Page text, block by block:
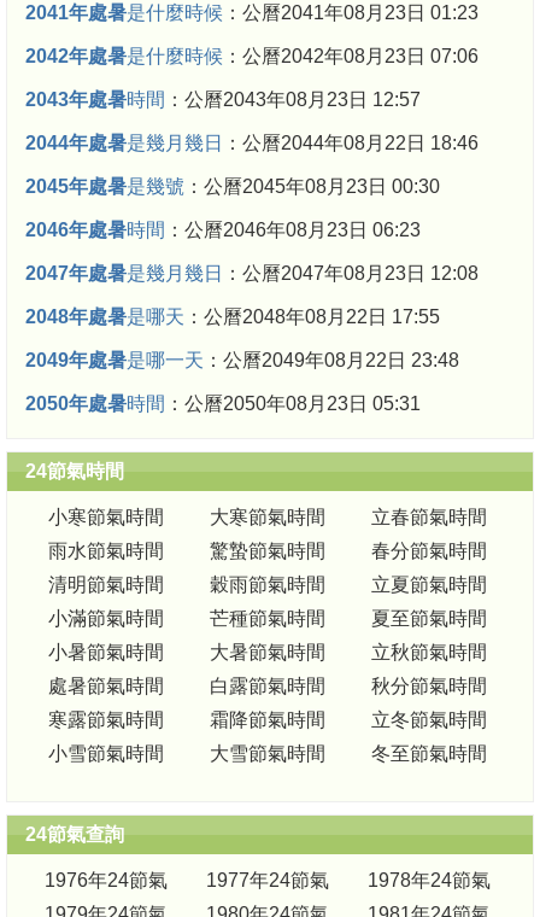
2041年處暑是什麼時候 ：公曆2041年08月23日 01:23
2042年處暑是什麼時候 ：公曆2042年08月23日 07:06
2043年處暑時間 ：公曆2043年08月23日 12:57
2044年處暑是幾月幾日 ：公曆2044年08月22日 18:46
2045年處暑是幾號 ：公曆2045年08月23日 00:30
2046年處暑時間 ：公曆2046年08月23日 06:23
2047年處暑是幾月幾日 ：公曆2047年08月23日 12:08
2048年處暑是哪天 ：公曆2048年08月22日 17:55
2049年處暑是哪一天 ：公曆2049年08月22日 23:48
2050年處暑時間 ：公曆2050年08月23日 05:31
24節氣時間
小寒節氣時間 大寒節氣時間
立春節氣時間
雨水節氣時間
驚蟄節氣時間
春分節氣時間
清明節氣時間
穀雨節氣時間
立夏節氣時間
小滿節氣時間
芒種節氣時間
夏至節氣時間
小暑節氣時間
大暑節氣時間
立秋節氣時間
處暑節氣時間
白露節氣時間
秋分節氣時間
寒露節氣時間
霜降節氣時間
立冬節氣時間
小雪節氣時間
大雪節氣時間 冬至節氣時間
24節氣查詢
1976年24節氣 1977年24節氣
1978年24節氣